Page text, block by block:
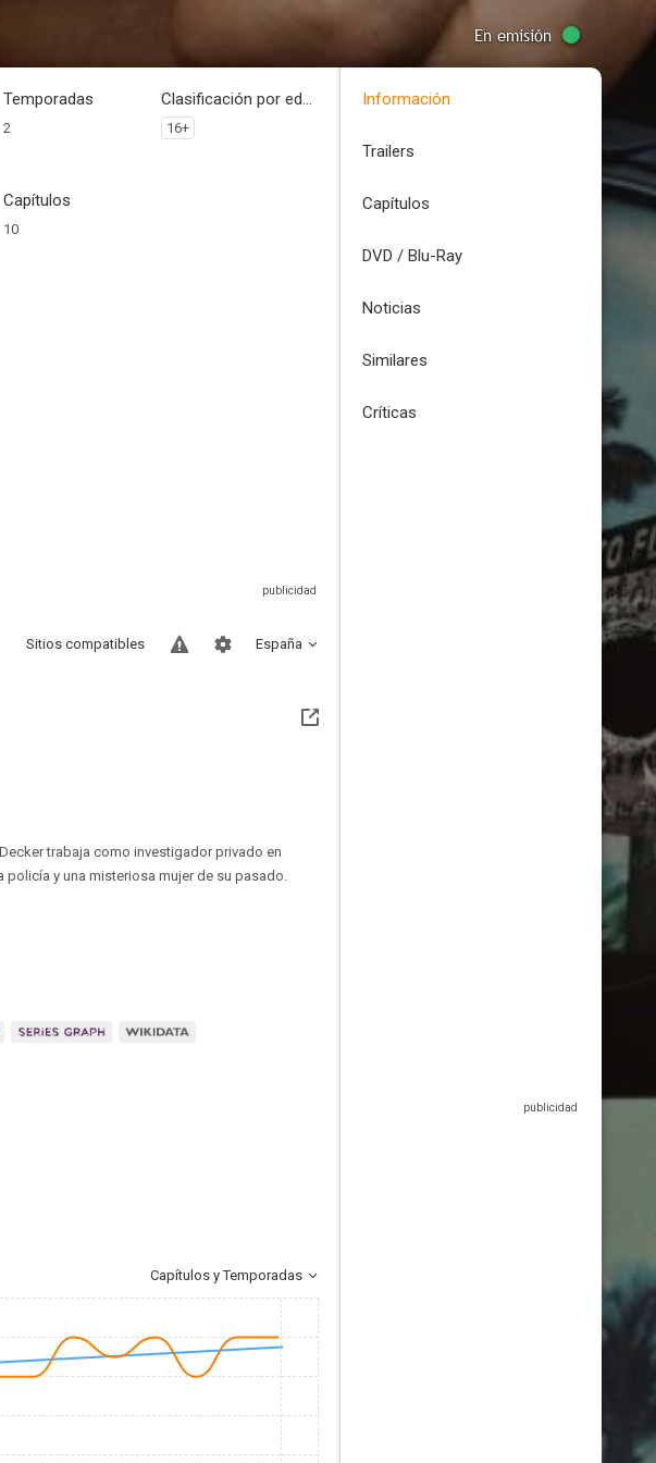
En emisión
Temporadas
2
Clasificación por edades
16+
Capítulos
10
España
Sitios compatibles
trabaja como investigador privado en
y una misteriosa mujer de su pasado.
Capítulos y Temporadas
Información
Trailers
Capítulos
DVD / Blu-Ray
Noticias
Similares
Críticas